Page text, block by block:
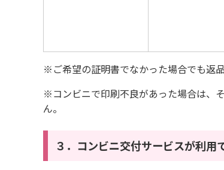
※ご希望の証明書でなかった場合でも返
※コンビニで印刷不良があった場合は、
ん。
３．コンビニ交付サービスが利用